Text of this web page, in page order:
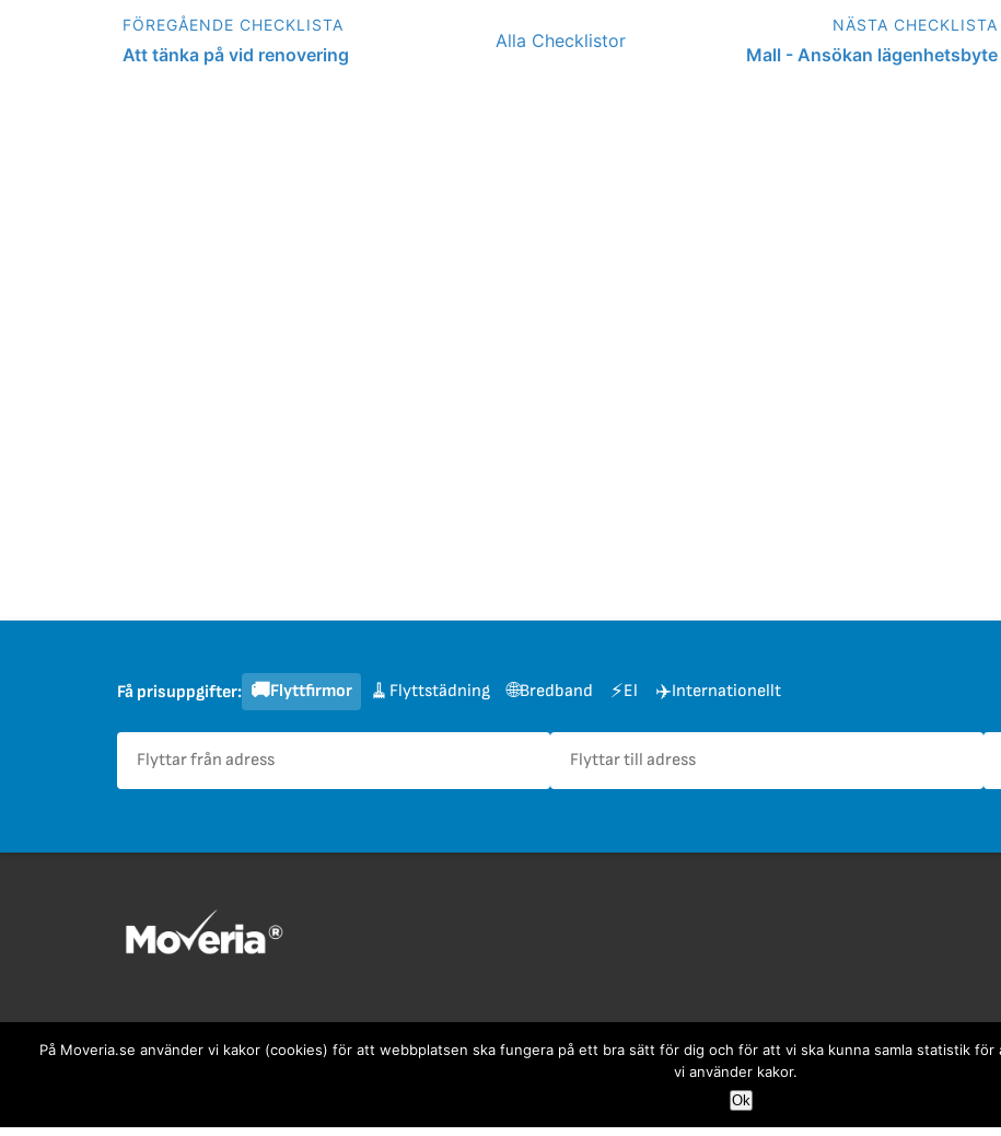
FÖREGÅENDE CHECKLISTA
Att tänka på vid renovering
Alla Checklistor
NÄSTA CHECKLISTA
Mall - Ansökan lägenhetsbyte
Få prisuppgifter: 🚚Flyttfirmor 🧹 Flyttstädning 🌐Bredband ⚡El ✈️Internationellt
Flytta ihop och bo tillsammans
På Moveria.se använder vi kakor (cookies) för att webbplatsen ska fungera på ett bra sätt för dig och för att vi ska kunna samla statistik
vi använder kakor.
Ok